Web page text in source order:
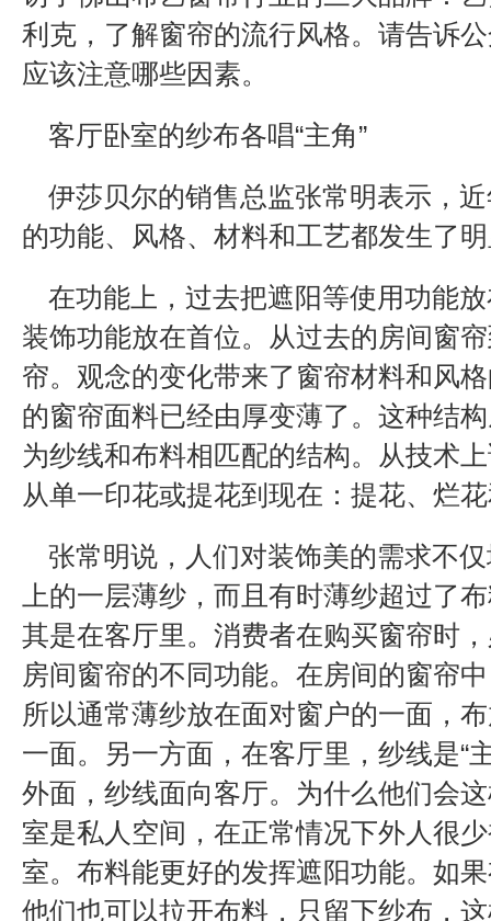
利克，了解窗帘的流行风格。请告诉
应该注意哪些因素。
客厅卧室的纱布各唱“主角”
伊莎贝尔的销售总监张常明表示，
的功能、风格、材料和工艺都发生了
在功能上，过去把遮阳等使用功能
装饰功能放在首位。从过去的房间窗
帘。观念的变化带来了窗帘材料和风
的窗帘面料已经由厚变薄了。这种结
为纱线和布料相匹配的结构。从技术
从单一印花或提花到现在：提花、烂
张常明说，人们对装饰美的需求不
上的一层薄纱，而且有时薄纱超过了
其是在客厅里。消费者在购买窗帘时
房间窗帘的不同功能。在房间的窗帘中
所以通常薄纱放在面对窗户的一面，
一面。另一方面，在客厅里，纱线是“
外面，纱线面向客厅。为什么他们会
室是私人空间，在正常情况下外人很
室。布料能更好的发挥遮阳功能。如
他们也可以拉开布料，只留下纱布，